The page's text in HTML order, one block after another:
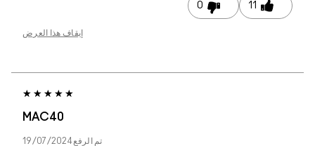
11
0
إيقاف هذا العرض
MAC40
تم الرفع 19/07/2024